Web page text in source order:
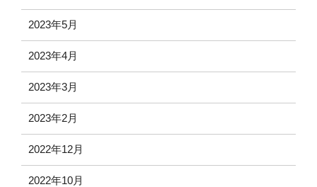
2023年5月
2023年4月
2023年3月
2023年2月
2022年12月
2022年10月